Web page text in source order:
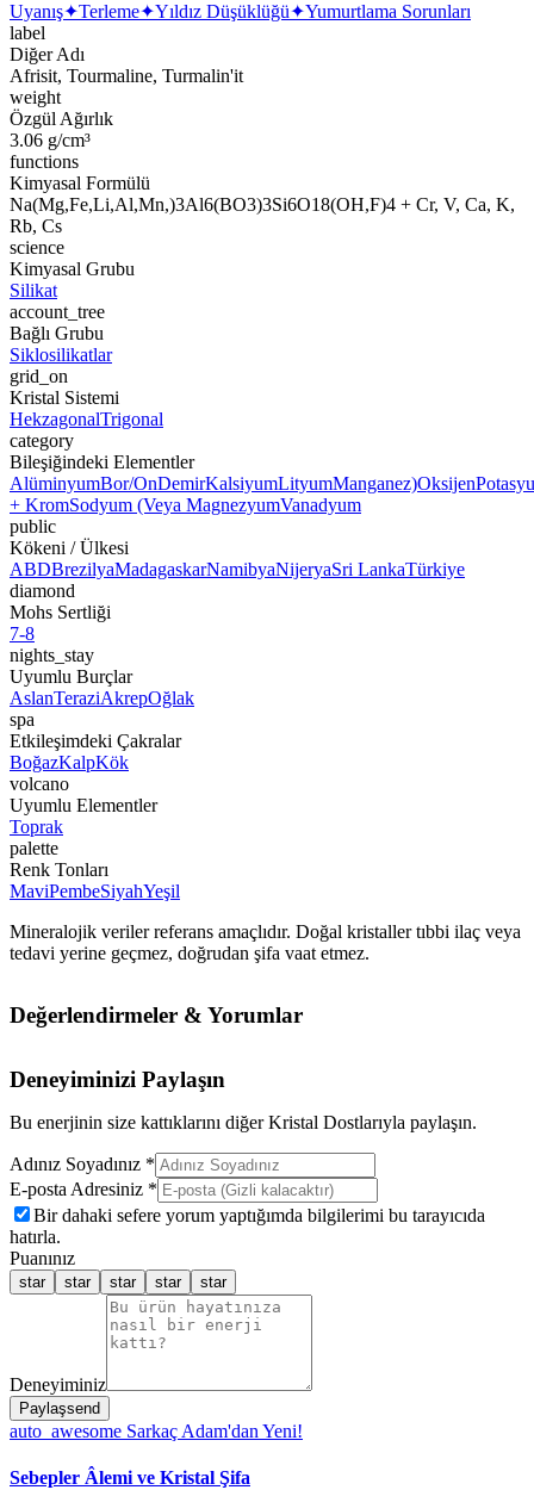
Uyanış✦Terleme✦Yıldız Düşüklüğü✦Yumurtlama Sorunları
label
Diğer Adı
Afrisit, Tourmaline, Turmalin'it
weight
Özgül Ağırlık
3.06 g/cm³
functions
Kimyasal Formülü
Na(Mg,Fe,Li,Al,Mn,)3Al6(BO3)3Si6O18(OH,F)4 + Cr, V, Ca, K,
Rb, Cs
science
Kimyasal Grubu
Silikat
account_tree
Bağlı Grubu
Siklosilikatlar
grid_on
Kristal Sistemi
HekzagonalTrigonal
category
Bileşiğindeki Elementler
AlüminyumBor/OnDemirKalsiyumLityumManganez)Oksijen
+ KromSodyum (Veya MagnezyumVanadyum
public
Kökeni / Ülkesi
ABDBrezilyaMadagaskarNamibyaNijeryaSri LankaTürkiye
diamond
Mohs Sertliği
7-8
nights_stay
Uyumlu Burçlar
AslanTeraziAkrepOğlak
spa
Etkileşimdeki Çakralar
BoğazKalpKök
volcano
Uyumlu Elementler
Toprak
palette
Renk Tonları
MaviPembeSiyahYeşil
Mineralojik veriler referans amaçlıdır. Doğal kristaller tıbbi ilaç veya
tedavi yerine geçmez, doğrudan şifa vaat etmez.
Değerlendirmeler & Yorumlar
Deneyiminizi Paylaşın
Bu enerjinin size kattıklarını diğer Kristal Dostlarıyla paylaşın.
Adınız Soyadınız *
E-posta Adresiniz *
Bir dahaki sefere yorum yaptığımda bilgilerimi bu tarayıcıda
hatırla.
Puanınız
star star star star star
Deneyiminiz
Paylaşsend
auto_awesome Sarkaç Adam'dan Yeni!
Sebepler Âlemi ve Kristal Şifa